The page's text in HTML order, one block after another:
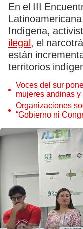
En el III
Indígena,
ilegal, el
están
territorios
Voces del sur
mujeres andinas
Organizaciones
“Gobierno ni